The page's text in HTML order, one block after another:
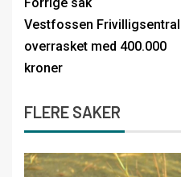
Vestfossen Frivilligsentral
overrasket med 400.000
kroner
FLERE SAKER